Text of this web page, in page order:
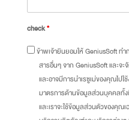
check*
ข้าพเจ้ายินยอมให้ GeniusSoft ท
สารอื่นๆ จาก GeniusSoft และจ
และอาจมีการนำเรซูเม่ของคุณไปใ
มาตรการด้านข้อมูลส่วนบุคคลทั้
และเราจะใช้ข้อมูลส่วนตัวของคุ